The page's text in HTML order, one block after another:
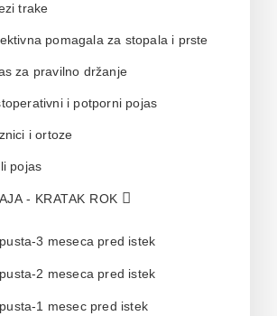
trake
pomagala za stopala i prste
za pravilno držanje
i potporni pojas
i ortoze
pojas
- KRATAK ROK
3 meseca pred istek
2 meseca pred istek
1 mesec pred istek